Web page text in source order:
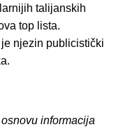
talijanskih
top lista.
njezin publicistički
informacija